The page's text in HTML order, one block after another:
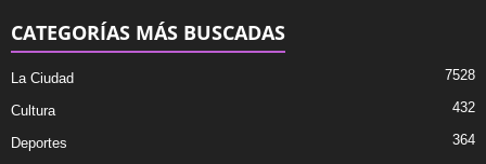
CATEGORÍAS MÁS BUSCADAS
La Ciudad 7528
Cultura 432
Deportes 364